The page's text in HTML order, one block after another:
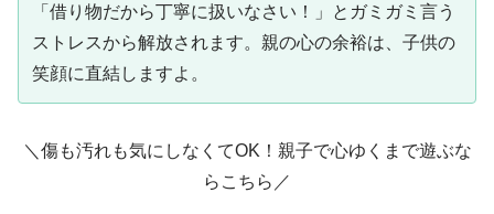
「借り物だから丁寧に扱いなさい！」とガミガミ言う
ストレスから解放されます。親の心の余裕は、子供の
笑顔に直結しますよ。
＼傷も汚れも気にしなくてOK！親子で心ゆくまで遊ぶな
らこちら／